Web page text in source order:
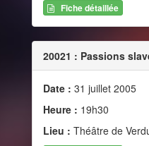
Fiche détaillée
20021 : Passions
Date : 31 juillet 2005
Heure : 19h30
Lieu : Théâtre de